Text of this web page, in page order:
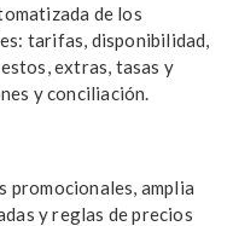
de los
tarifas, disponibilidad,
extras, tasas y
y conciliación.
promocionales, amplia
y reglas de precios